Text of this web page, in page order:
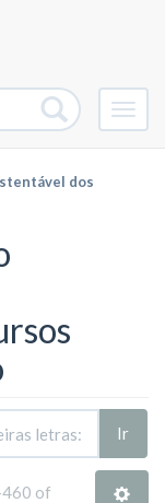
dos
Ir
460 of